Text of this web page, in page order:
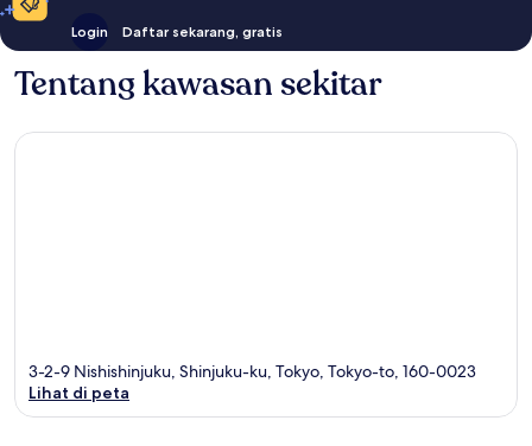
Login Daftar sekarang, gratis
Tentang kawasan sekitar
3-2-9 Nishishinjuku, Shinjuku-ku, Tokyo, Tokyo-to, 160-0023
Lihat di peta